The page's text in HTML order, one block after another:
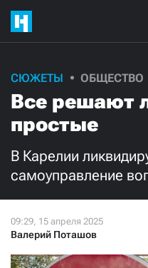
СЮЖЕТЫ ОБЩЕСТВО
Все решают
простые
В Карелии
самоуправление
Валерий Поташов
нашу
Ежемесячно
3000